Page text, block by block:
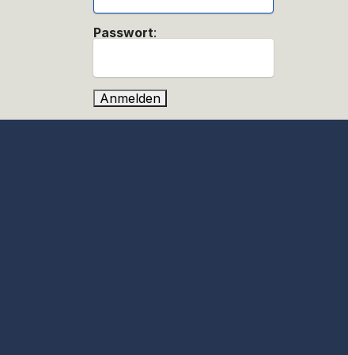
Passwort: